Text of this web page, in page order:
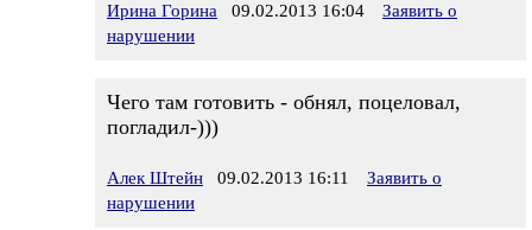
Ирина Горина 09.02.2013 16:04
Заявить о
нарушении
Чего там готовить - обнял, поцеловал,
погладил-)))
Алек Штейн 09.02.2013 16:11
Заявить о
нарушении